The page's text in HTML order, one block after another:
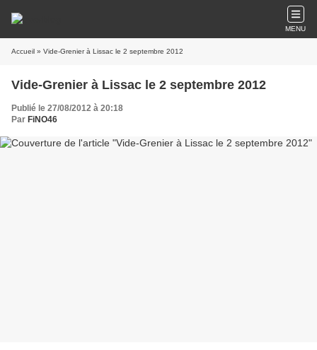
MENU
Accueil » Vide-Grenier à Lissac le 2 septembre 2012
Vide-Grenier à Lissac le 2 septembre 2012
Publié le 27/08/2012 à 20:18
Par FiNO46